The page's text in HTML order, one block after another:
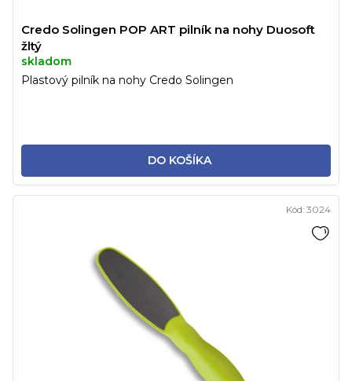
Credo Solingen POP ART pilník na nohy Duosoft
žltý
skladom
DO KOŠÍKA
Plastový pilník na nohy Credo Solingen
Kód: 3024